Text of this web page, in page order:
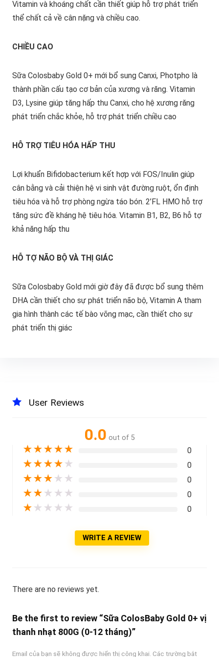
Vitamin và khoáng chất cần thiết giúp hỗ trợ phát triển
thể chất cả về cân nặng và chiều cao.
CHIỀU CAO
Sữa Colosbaby Gold 0+ mới bổ sung Canxi, Photpho là
thành phần cấu tạo cơ bản của xương và răng. Vitamin
D3, Lysine giúp tăng hấp thu Canxi, cho hệ xương răng
phát triển chắc khỏe, hỗ trợ phát triển chiều cao
HỖ TRỢ TIÊU HÓA HẤP THU
Lợi khuẩn Bifidobacterium kết hợp với FOS/Inulin giúp
cân bằng và cải thiện hệ vi sinh vật đường ruột, ổn định
tiêu hóa và hỗ trợ phòng ngừa táo bón. 2’FL HMO hỗ trợ
tăng sức đề kháng hệ tiêu hóa. Vitamin B1, B2, B6 hỗ tợ
khả năng hấp thu
HỖ TỢ NÃO BỘ VÀ THỊ GIÁC
Sữa Colosbaby Gold mới giờ đây đã được bổ sung thêm
DHA cần thiết cho sự phát triển não bộ, Vitamin A tham
gia hình thành các tế bào võng mạc, cần thiết cho sự
phát triển thị giác
User Reviews
0.0 out of 5
★★★★★ 0
★★★★ ★ 0
★★★ ★ ★ 0
★★ ★ ★ ★ 0
★ ★ ★ ★ ★ 0
WRITE A REVIEW
There are no reviews yet.
Be the first to review “Sữa ColosBaby Gold 0+ vị
thanh nhạt 800G (0-12 tháng)”
Email của bạn sẽ không được hiển thị công khai. Các trường bắt